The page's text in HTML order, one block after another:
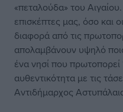
«πεταλούδα» του
επισκέπτες μας, όσο και
διαφορά από τις
απολαμβάνουν υψηλό
ένα νησί που πρωτοπορεί
αυθεντικότητα με τις
Αντιδήμαρχος